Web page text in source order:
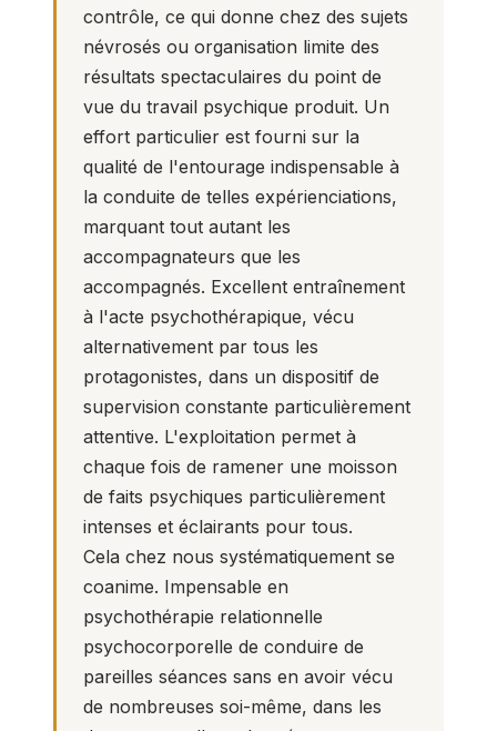
contrôle, ce qui donne chez des sujets
névrosés ou organisation limite des
résultats spectaculaires du point de
vue du travail psychique produit. Un
effort particulier est fourni sur la
qualité de l'entourage indispensable à
la conduite de telles expérienciations,
marquant tout autant les
accompagnateurs que les
accompagnés. Excellent entraînement
à l'acte psychothérapique, vécu
alternativement par tous les
protagonistes, dans un dispositif de
supervision constante particulièrement
attentive. L'exploitation permet à
chaque fois de ramener une moisson
de faits psychiques particulièrement
intenses et éclairants pour tous.
Cela chez nous systématiquement se
coanime. Impensable en
psychothérapie relationnelle
psychocorporelle de conduire de
pareilles séances sans en avoir vécu
de nombreuses soi-même, dans les